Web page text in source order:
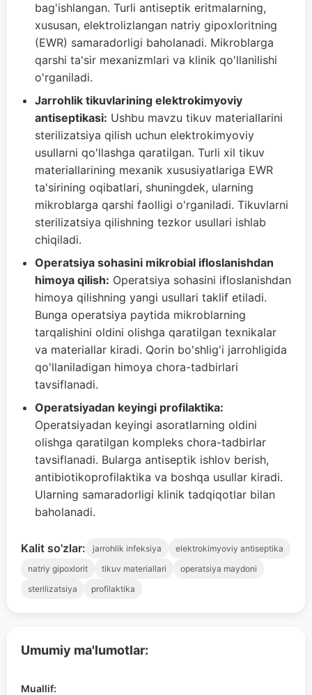
Umumiy ma'lumotlar:
Muallif:
bag'ishlangan. Turli antiseptik eritmalarning,
xususan, elektrolizlangan natriy gipoxloritning
(EWR) samaradorligi baholanadi. Mikroblarga
qarshi ta'sir mexanizmlari va klinik qo'llanilishi
o'rganiladi.
Jarrohlik tikuvlarining elektrokimyoviy
antiseptikasi: Ushbu mavzu tikuv materiallarini
sterilizatsiya qilish uchun elektrokimyoviy
usullarni qo'llashga qaratilgan. Turli xil tikuv
materiallarining mexanik xususiyatlariga EWR
ta'sirining oqibatlari, shuningdek, ularning
mikroblarga qarshi faolligi o'rganiladi. Tikuvlarni
sterilizatsiya qilishning tezkor usullari ishlab
chiqiladi.
Operatsiya sohasini mikrobial ifloslanishdan
himoya qilish: Operatsiya sohasini ifloslanishdan
himoya qilishning yangi usullari taklif etiladi.
Bunga operatsiya paytida mikroblarning
tarqalishini oldini olishga qaratilgan texnikalar
va materiallar kiradi. Qorin bo'shlig'i jarrohligida
qo'llaniladigan himoya chora-tadbirlari
tavsiflanadi.
Operatsiyadan keyingi profilaktika:
Operatsiyadan keyingi asoratlarning oldini
olishga qaratilgan kompleks chora-tadbirlar
tavsiflanadi. Bularga antiseptik ishlov berish,
antibiotikoprofilaktika va boshqa usullar kiradi.
Ularning samaradorligi klinik tadqiqotlar bilan
baholanadi.
Kalit so'zlar: jarrohlik infeksiya
elektrokimyoviy antiseptika
natriy gipoxlorit
tikuv materiallari
operatsiya maydoni
sterilizatsiya
profilaktika